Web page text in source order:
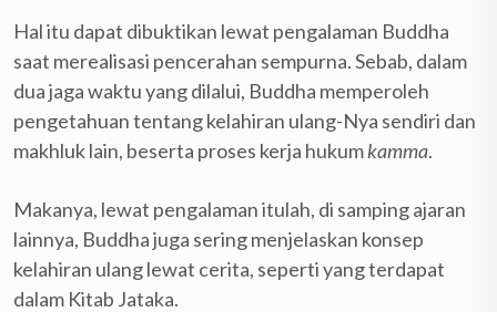
Hal itu dapat dibuktikan lewat pengalaman Buddha
saat merealisasi pencerahan sempurna. Sebab, dalam
dua jaga waktu yang dilalui, Buddha memperoleh
pengetahuan tentang kelahiran ulang-Nya sendiri dan
makhluk lain, beserta proses kerja hukumkamma.
Makanya, lewat pengalaman itulah, di samping ajaran
lainnya, Buddha juga sering menjelaskan konsep
kelahiran ulang lewat cerita, seperti yang terdapat
dalam Kitab Jataka.